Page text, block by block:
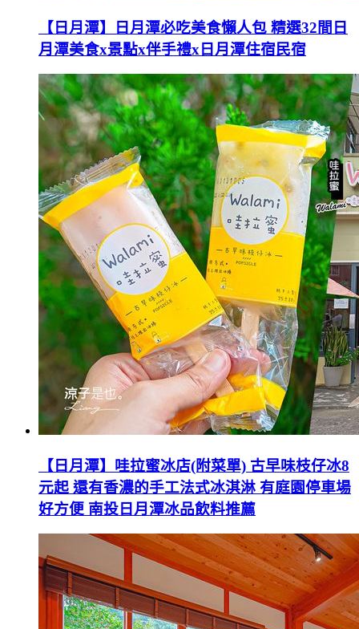
【日月潭】日月潭必吃美食懶人包 精選32間日
月潭美食x景點x伴手禮x日月潭住宿民宿
【日月潭】哇拉蜜冰店(附菜單) 古早味枝仔冰8
元起 還有香濃的手工法式冰淇淋 有庭園停車場
好方便 南投日月潭冰品飲料推薦